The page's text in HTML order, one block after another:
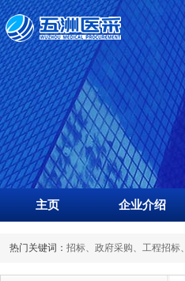
主页 企业介绍
热门关键词： 招标、 政府采购、 工程招标、